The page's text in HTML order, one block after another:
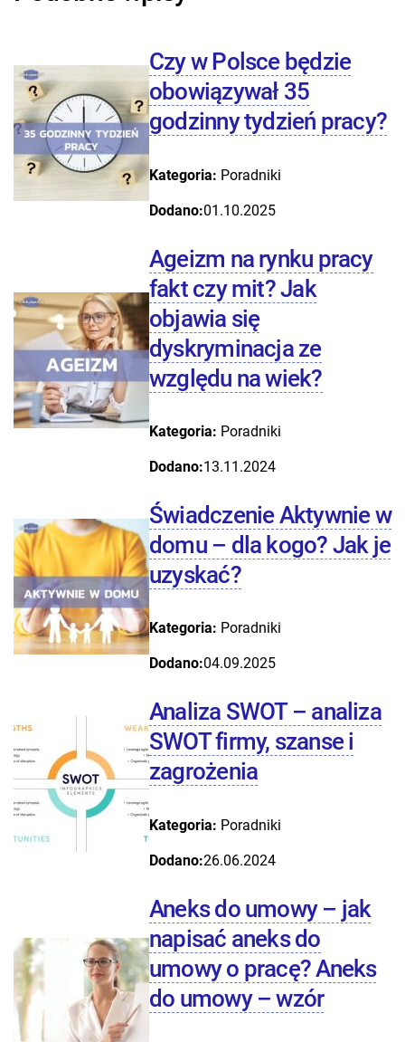
Czy w Polsce będzie
obowiązywał 35
godzinny tydzień pracy?
Kategoria: Poradniki
Dodano:01.10.2025
Ageizm na rynku pracy
fakt czy mit? Jak
objawia się
dyskryminacja ze
względu na wiek?
Kategoria: Poradniki
Dodano:13.11.2024
Świadczenie Aktywnie w
domu – dla kogo? Jak je
uzyskać?
Kategoria: Poradniki
Dodano:04.09.2025
Analiza SWOT – analiza
SWOT firmy, szanse i
zagrożenia
Kategoria: Poradniki
Dodano:26.06.2024
Aneks do umowy – jak
napisać aneks do
umowy o pracę? Aneks
do umowy – wzór